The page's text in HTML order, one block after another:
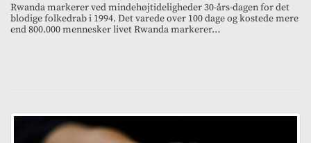
Rwanda markerer ved mindehøjtideligheder 30-års-dagen for det
blodige folkedrab i 1994. Det varede over 100 dage og kostede mere
end 800.000 mennesker livet Rwanda markerer…